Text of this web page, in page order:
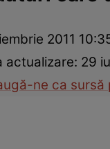
personalăCasă
2011
actualizare: 29
ne ca sursă